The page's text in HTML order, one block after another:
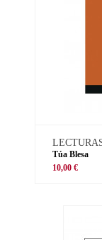
Túa Blesa
10,00 €